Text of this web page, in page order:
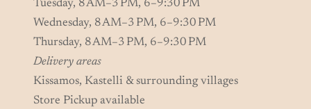
Tuesday, 8 AM–3 PM, 6–9:30 PM
Wednesday, 8 AM–3 PM, 6–9:30 PM
Thursday, 8 AM–3 PM, 6–9:30 PM
Delivery areas
Kissamos, Kastelli & surrounding villages
Store Pickup available